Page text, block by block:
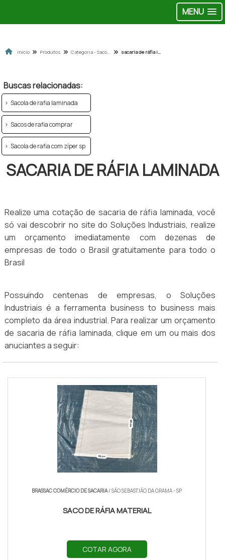
MENU
Início Produtos Categoria - Sacolas de ráfia sacaria de ráfia laminada
Buscas relacionadas:
Sacola de rafia laminada
Sacos de rafia comprar
Sacola de rafia com zíper sp
SACARIA DE RÁFIA LAMINADA
Realize uma cotação de sacaria de ráfia laminada, você
só vai descobrir no site do Soluções Industriais, realize
um orçamento imediatamente com dezenas de
empresas de todo o Brasil gratuitamente para todo o
Brasil
Possuindo centenas de empresas, o Soluções
Industriais é a ferramenta business to business mais
completo da área industrial. Para realizar um orçamento
de sacaria de ráfia laminada, clique em um ou mais dos
anuciantes a seguir:
BRASSAC COMÉRCIO DE SACARIA/ SÃO SEBASTIÃO DA GRAMA - SP
SACO DE RÁFIA MATERIAL
COTAR AGORA